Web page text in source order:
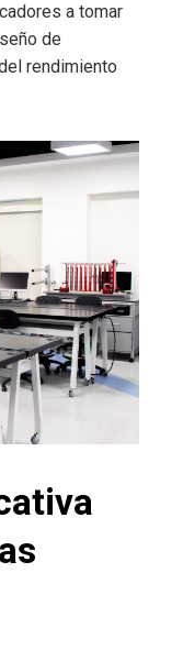
a tomar
de
rendimiento